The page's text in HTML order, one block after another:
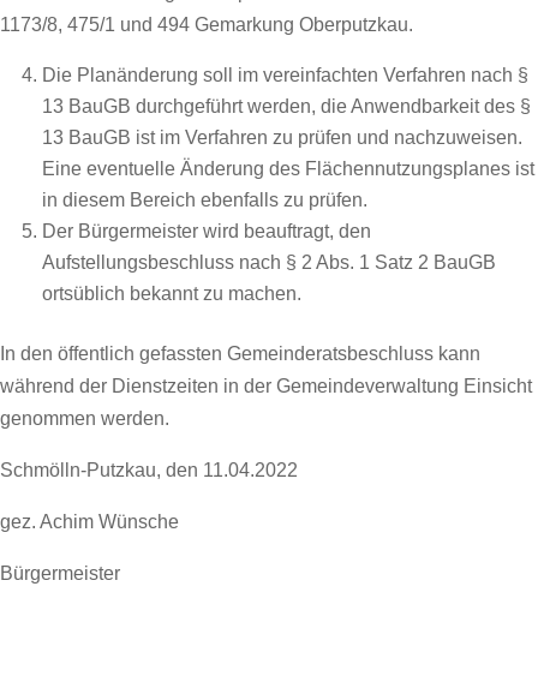
1173/8, 475/1 und 494 Gemarkung Oberputzkau.
Die Planänderung soll im vereinfachten Verfahren nach §
13 BauGB durchgeführt werden, die Anwendbarkeit des §
13 BauGB ist im Verfahren zu prüfen und nachzuweisen.
Eine eventuelle Änderung des Flächennutzungsplanes ist
in diesem Bereich ebenfalls zu prüfen.
Der Bürgermeister wird beauftragt, den
Aufstellungsbeschluss nach § 2 Abs. 1 Satz 2 BauGB
ortsüblich bekannt zu machen.
In den öffentlich gefassten Gemeinderatsbeschluss kann
während der Dienstzeiten in der Gemeindeverwaltung Einsicht
genommen werden.
Schmölln-Putzkau, den 11.04.2022
gez. Achim Wünsche
Bürgermeister